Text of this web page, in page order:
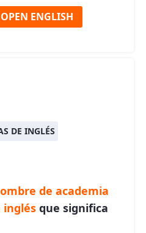
ENGLISH
DE INGLÉS
de academia
inglés que significa